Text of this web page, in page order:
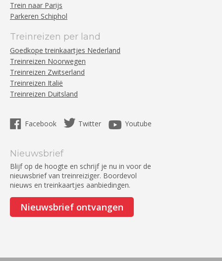
Trein naar Parijs
Parkeren Schiphol
Treinreizen per land
Goedkope treinkaartjes Nederland
Treinreizen Noorwegen
Treinreizen Zwitserland
Treinreizen Italië
Treinreizen Duitsland
Facebook Twitter Youtube
Nieuwsbrief
Blijf op de hoogte en schrijf je nu in voor de
nieuwsbrief van treinreiziger. Boordevol
nieuws en treinkaartjes aanbiedingen.
Nieuwsbrief ontvangen